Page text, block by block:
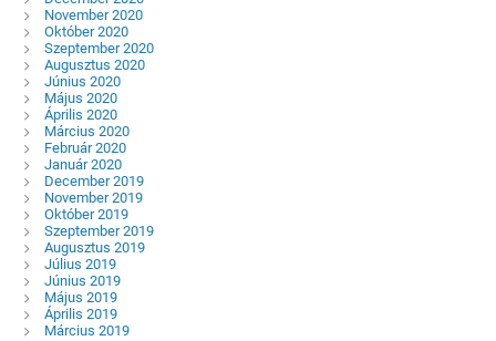
November 2020
Október 2020
Szeptember 2020
Augusztus 2020
Június 2020
Május 2020
Április 2020
Március 2020
Február 2020
Január 2020
December 2019
November 2019
Október 2019
Szeptember 2019
Augusztus 2019
Július 2019
Június 2019
Május 2019
Április 2019
Március 2019